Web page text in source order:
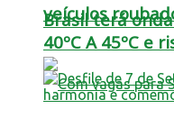
veículos
Brasil terá
40ºC A 45ºC e